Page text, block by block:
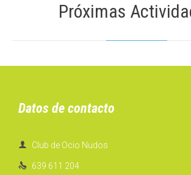
Próximas
Datos de contacto
 Club de Ocio Nudos
 639 611 204